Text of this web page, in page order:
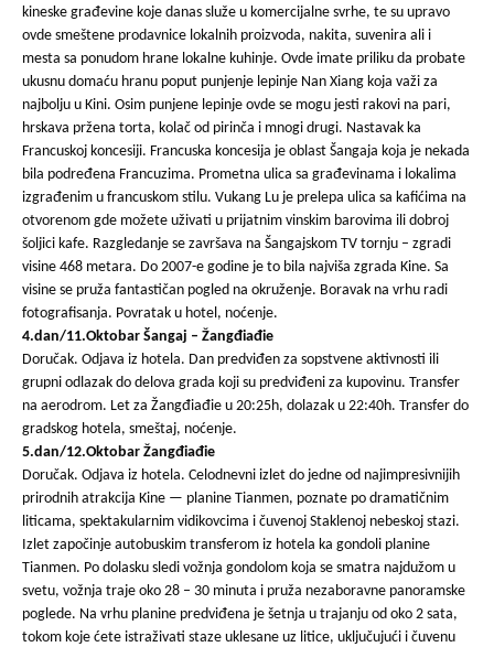
kineske građevine koje danas služe u komercijalne svrhe, te su upravo
ovde smeštene prodavnice lokalnih proizvoda, nakita, suvenira ali i
mesta sa ponudom hrane lokalne kuhinje. Ovde imate priliku da probate
ukusnu domaću hranu poput punjenje lepinje Nan Xiang koja važi za
najbolju u Kini. Osim punjene lepinje ovde se mogu jesti rakovi na pari,
hrskava pržena torta, kolač od pirinča i mnogi drugi. Nastavak ka
Francuskoj koncesiji. Francuska koncesija je oblast Šangaja koja je nekada
bila podređena Francuzima. Prometna ulica sa građevinama i lokalima
izgrađenim u francuskom stilu. Vukang Lu je prelepa ulica sa kafićima na
otvorenom gde možete uživati u prijatnim vinskim barovima ili dobroj
šoljici kafe. Razgledanje se završava na Šangajskom TV tornju – zgradi
visine 468 metara. Do 2007-e godine je to bila najviša zgrada Kine. Sa
visine se pruža fantastičan pogled na okruženje. Boravak na vrhu radi
fotografisanja. Povratak u hotel, noćenje.
4.dan/11.Oktobar Šangaj – Žangđiađie
Doručak. Odjava iz hotela. Dan predviđen za sopstvene aktivnosti ili
grupni odlazak do delova grada koji su predviđeni za kupovinu. Transfer
na aerodrom. Let za Žangđiađie u 20:25h, dolazak u 22:40h. Transfer do
gradskog hotela, smeštaj, noćenje.
5.dan/12.Oktobar Žangđiađie
Doručak. Odjava iz hotela. Celodnevni izlet do jedne od najimpresivnijih
prirodnih atrakcija Kine — planine Tianmen, poznate po dramatičnim
liticama, spektakularnim vidikovcima i čuvenoj Staklenoj nebeskoj stazi.
Izlet započinje autobuskim transferom iz hotela ka gondoli planine
Tianmen. Po dolasku sledi vožnja gondolom koja se smatra najdužom u
svetu, vožnja traje oko 28 – 30 minuta i pruža nezaboravne panoramske
poglede. Na vrhu planine predviđena je šetnja u trajanju od oko 2 sata,
tokom koje ćete istraživati staze uklesane uz litice, uključujući i čuvenu